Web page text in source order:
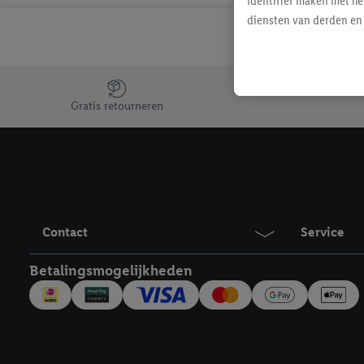
Jouw voordelen bij ons als Lidl webshop klant
Gratis retourneren
Contact Service
Betalingsmogelijkheden
diensten van derden
Als je hiervoor
eerder interesse hebt
maar het niet te
mailadres en met
Onder "Aanpassen"
Door te klikken op
technieken worden
inclusief over de
trekken, vind je in onze
over de cookies die